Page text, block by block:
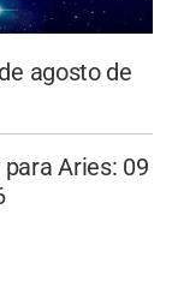
agosto de
Aries: 09